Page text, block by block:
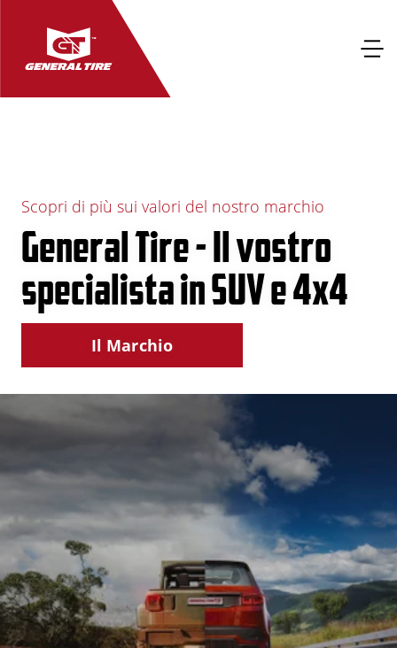
Scopri di più sui valori del nostro marchio
General Tire - Il vostro
specialista in SUV e 4x4
Il Marchio